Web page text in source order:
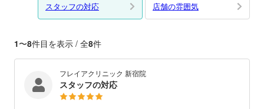
スタッフの対応 店舗の雰囲気
1〜8件目を表示 / 全8件
フレイアクリニック 新宿院
スタッフの対応